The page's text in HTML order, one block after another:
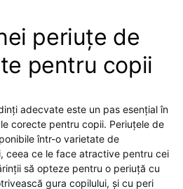
periuțe de
pentru copii
adecvate este un pas esențial în
corecte pentru copii. Periuțele de
într-o varietate de
ceea ce le face atractive pentru cei
să opteze pentru o periuță cu
gura copilului, și cu peri